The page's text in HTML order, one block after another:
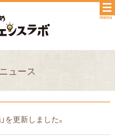
menu
ニュース
を更新しました。